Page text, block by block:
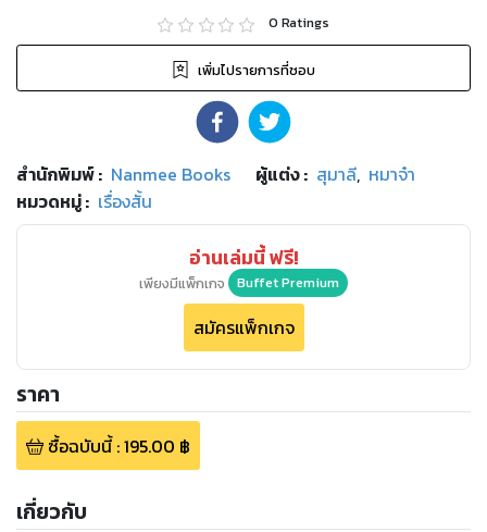
0 Ratings
เพิ่มไปรายการที่ชอบ
สำนักพิมพ์: Nanmee Books ผู้แต่ง : สุมาลี, หมาจ๋า
หมวดหมู่: เรื่องสั้น
อ่านเล่มนี้ ฟรี!
เพียงมีแพ็กเกจ Buffet Premium
สมัครแพ็กเกจ
ราคา
ซื้อฉบับนี้:195.00 ฿
เกี่ยวกับ